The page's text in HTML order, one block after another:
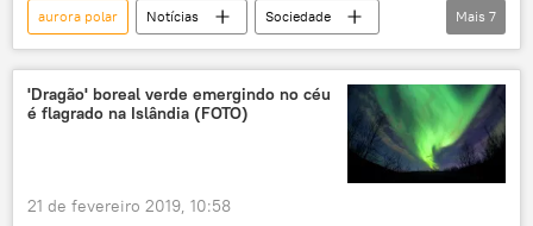
aurora polar Notícias
Sociedade
Murmansk
foto
ilusão
vídeo
luz
fenômeno astronômico
Rússia
Mais 7
'Dragão' boreal verde emergindo no céu
é flagrado na Islândia (FOTO)
21 de fevereiro 2019, 10:58